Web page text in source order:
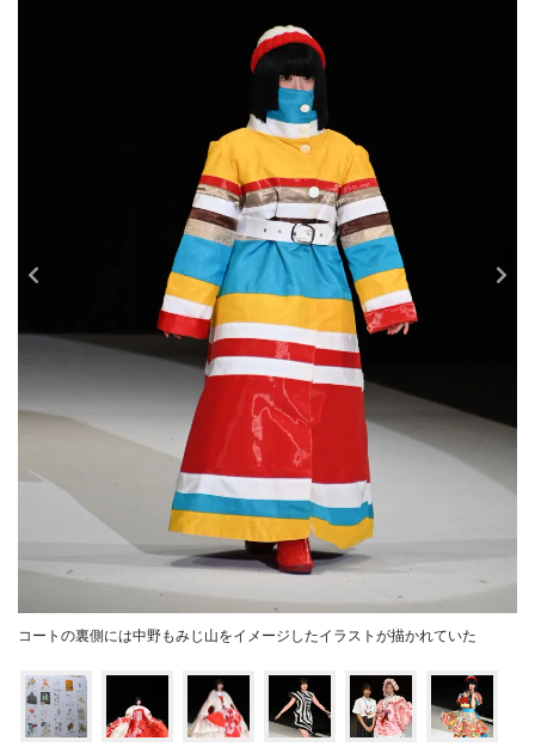
コートの裏側には中野もみじ山をイメージしたイラストが描かれていた